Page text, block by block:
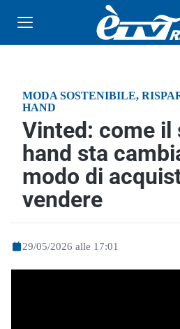
MODA SOSTENIBILE,
HAND
Vinted: come il
hand sta
modo di
vendere
29/05/2026 alle 17:01